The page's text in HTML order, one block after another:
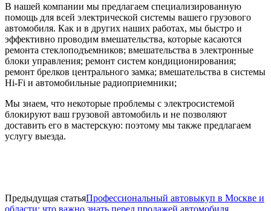
В нашей компании мы предлагаем специализированную
помощь для всей электрической системы вашего грузового
автомобиля. Как и в других наших работах, мы быстро и
эффективно проводим вмешательства, которые касаются
ремонта стеклоподъемников; вмешательства в электронные
блоки управления; ремонт систем кондиционирования;
ремонт брелков центрального замка; вмешательства в системы
Hi-Fi и автомобильные радиоприемники;
Мы знаем, что некоторые проблемы с электросистемой
блокируют ваш грузовой автомобиль и не позволяют
доставить его в мастерскую: поэтому мы также предлагаем
услугу выезда.
Предыдущая статьяПрофессиональный автовыкуп в Москве и
области: что важно знать перед продажей автомобиля